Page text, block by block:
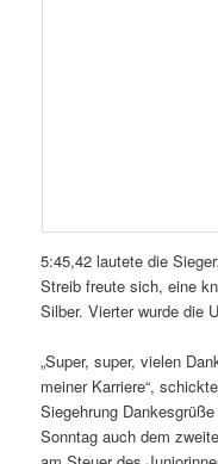
5:45,42 lautete die
Streib freute sich, eine
Silber. Vierter wurde die
„Super, super, vielen
meiner Karriere“,
Siegehrung
Sonntag auch dem